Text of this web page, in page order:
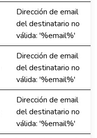
Dirección de email
del destinatario no
válida: '%email%'
Dirección de email
del destinatario no
válida: '%email%'
Dirección de email
del destinatario no
válida: '%email%'